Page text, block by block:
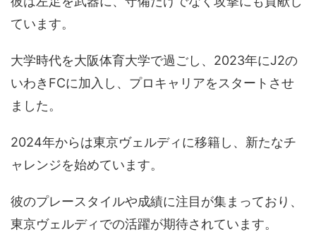
ています。
大学時代を大阪体育大学で過ごし、2023年にJ2の
いわきFCに加入し、プロキャリアをスタートさせ
ました。
2024年からは東京ヴェルディに移籍し、新たなチ
ャレンジを始めています。
彼のプレースタイルや成績に注目が集まっており、
東京ヴェルディでの活躍が期待されています。